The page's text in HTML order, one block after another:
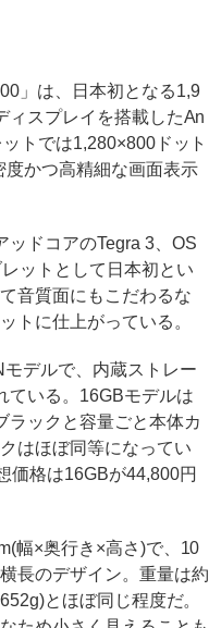
」は、日本初となる1,9
ィスプレイを搭載したAn
トでは1,280×800ドット
かつ高精細な画面表示
ドコアのTegra 3、OS
ットとして日本初とい
音質面にもこだわるな
トに仕上がっている。
デルで、内蔵ストレー
ている。16GBモデルは
ラックと容量ごと本体カ
はほぼ同等になってい
価格は16GBが44,800円
幅×奥行き×高さ)で、10
長のデザイン。重量は約
とほぼ同じ程度だ。